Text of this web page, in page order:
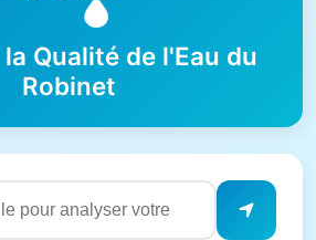
Qualité de l'Eau du
Robinet